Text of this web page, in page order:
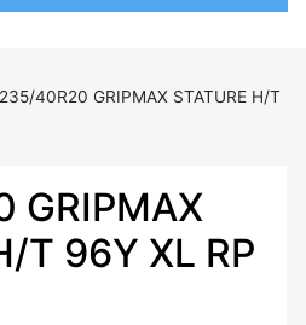
235/40R20 GRIPMAX STATURE H/T
GRIPMAX
T 96Y XL RP